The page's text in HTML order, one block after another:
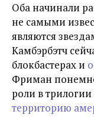
Оба начинали
не самыми
являются
Камбэрбэтч
блокбастерах и
Фриман
роли в трилогии
территорию